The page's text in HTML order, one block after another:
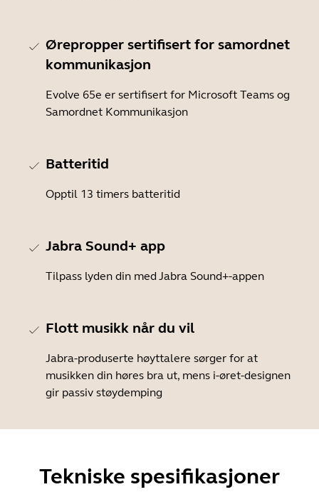
Ørepropper sertifisert for samordnet
kommunikasjon
Evolve 65e er sertifisert for Microsoft Teams og
Samordnet Kommunikasjon
Batteritid
Opptil 13 timers batteritid
Jabra Sound+ app
Tilpass lyden din med Jabra Sound+-appen
Flott musikk når du vil
Jabra-produserte høyttalere sørger for at
musikken din høres bra ut, mens i-øret-designen
gir passiv støydemping
Tekniske spesifikasjoner